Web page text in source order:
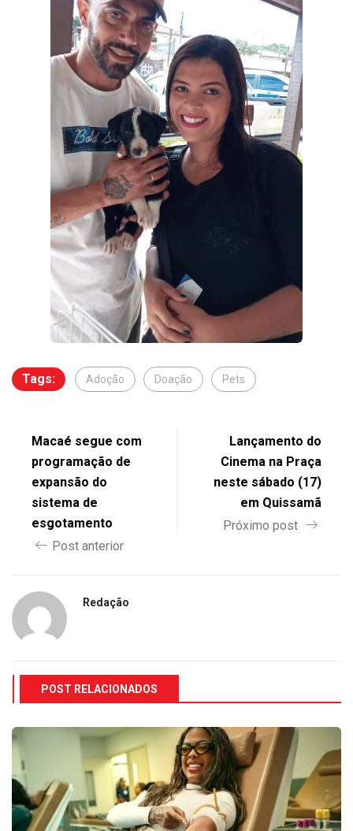
Tags: Adoção Doação Pets
Macaé segue com
programação de
expansão do
sistema de
esgotamento
Post anterior
Lançamento do
Cinema na Praça
neste sábado (17)
em Quissamã
Próximo post
Redação
POST RELACIONADOS